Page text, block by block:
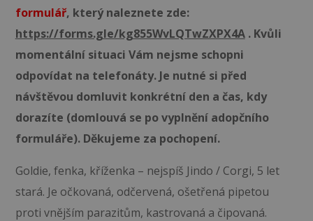
formulář, který naleznete zde:
https://forms.gle/kg855WvLQTwZXPX4A. Kvůli
momentální situaci Vám nejsme schopni
odpovídat na telefonáty. Je nutné si před
návštěvou domluvit konkrétní den a čas, kdy
dorazíte (domlouvá se po vyplnění adopčního
formuláře). Děkujeme za pochopení.
Goldie, fenka, kříženka – nejspíš Jindo / Corgi, 5 let
stará. Je očkovaná, odčervená, ošetřená pipetou
proti vnějším parazitům, kastrovaná a čipovaná.